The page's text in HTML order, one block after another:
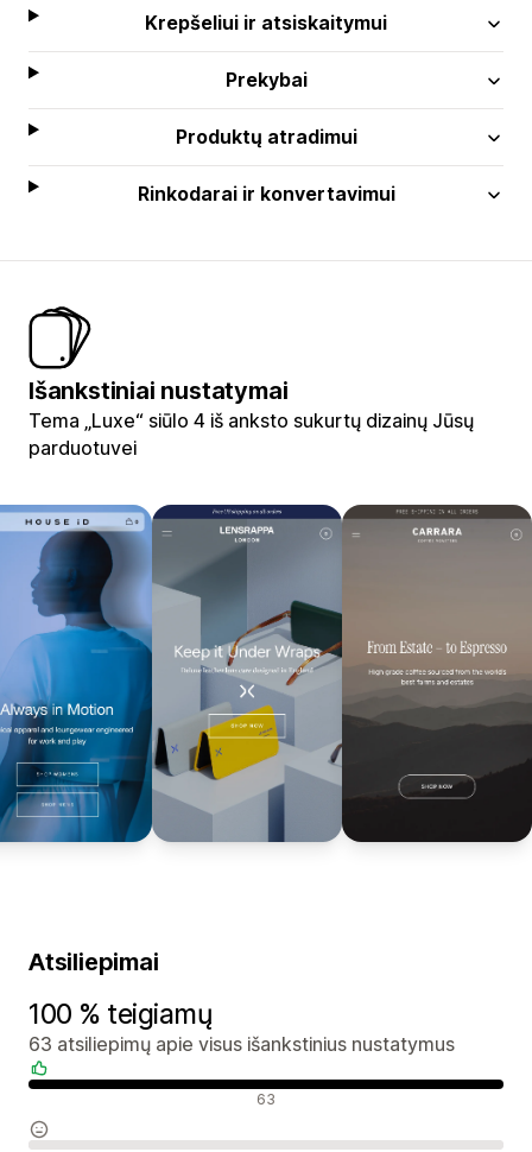
Krepšeliui ir atsiskaitymui
Prekybai
Produktų atradimui
Rinkodarai ir konvertavimui
Išankstiniai nustatymai
Tema „Luxe“ siūlo 4 iš anksto sukurtų dizainų Jūsų
parduotuvei
Atsiliepimai
100 % teigiamų
63 atsiliepimų apie visus išankstinius nustatymus
63